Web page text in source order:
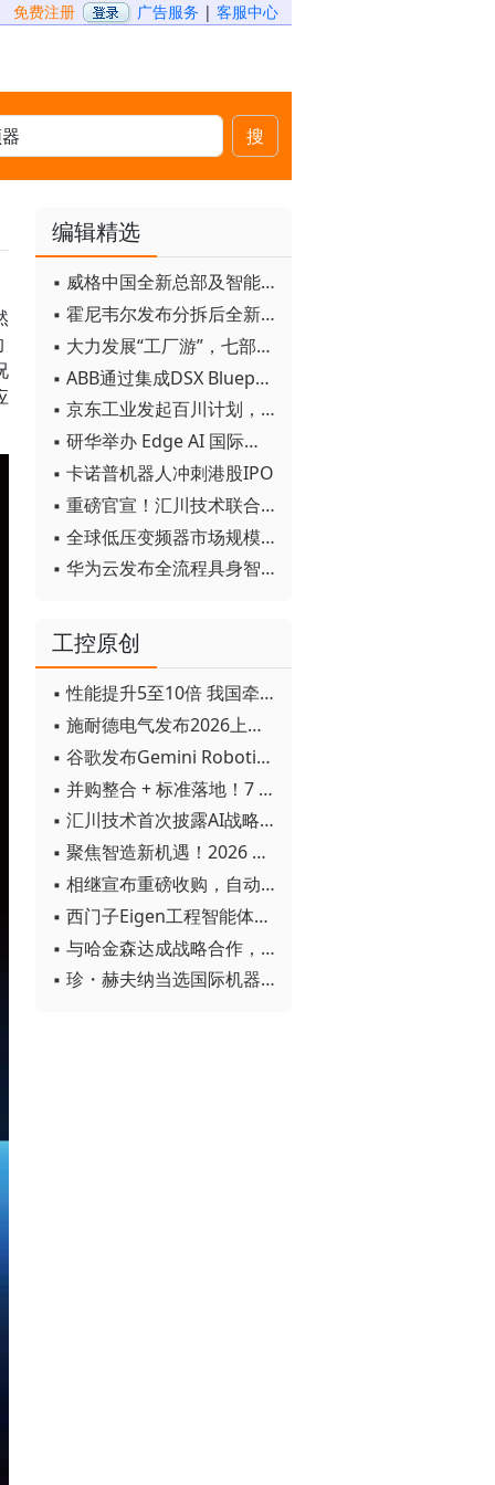
免费注册 广告服务 | 客服中心
搜
编辑精选
▪ 威格中国全新总部及智能工厂启用
▪ 霍尼韦尔发布分拆后全新品牌：霍尼韦尔科技与霍尼韦尔航空航天
▪ 大力发展“工厂游”，七部门联合发文！
▪ ABB通过集成DSX Blueprint AI基础设施，扩大与英伟达的合作
▪ 京东工业发起百川计划， 构建工业大模型新生态
▪ 研华举办 Edge AI 国际论坛
▪ 卡诺普机器人冲刺港股IPO
▪ 重磅官宣！汇川技术联合发起 D12 联盟，开创产教融合新范式
▪ 全球低压变频器市场规模2030年将超170亿美元
▪ 华为云发布全流程具身智能开发平台CloudRobo
工控原创
▪ 性能提升5至10倍 我国牵头制定的WiTSnet工业以太网国际标准正式发布
▪ 施耐德电气发布2026上半年可持续发展成绩单 "Impact 2030"路线图开局稳健
▪ 谷歌发布Gemini Robotics 2模型 实现人形机器人全身智能控制突破
▪ 并购整合 + 标准落地！7 月工业自动化产业动态速递
▪ 汇川技术首次披露AI战略进展：从两个方面推动“AI业务化”落地
▪ 聚焦智造新机遇！2026 青岛数字化及智能制造技术论坛圆满落幕
▪ 相继宣布重磅收购，自动化巨头新一轮并购潮剑指何方？
▪ 西门子Eigen工程智能体落地中国，工业AI跨越物理世界“确定性”拐点
▪ 与哈金森达成战略合作，乐聚机器人何以持续获得工业巨头青睐？
▪ 珍・赫夫纳当选国际机器人联合会新任主席